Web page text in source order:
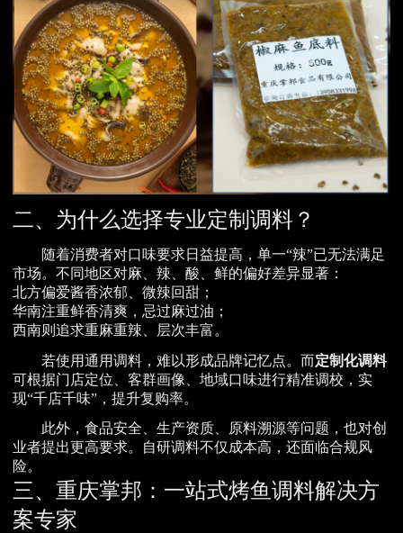
二、为什么选择专业定制调料？
随着消费者对口味要求日益提高，单一“辣”已无法满足
市场。不同地区对麻、辣、酸、鲜的偏好差异显著：
北方偏爱酱香浓郁、微辣回甜；
华南注重鲜香清爽，忌过麻过油；
西南则追求重麻重辣、层次丰富。
若使用通用调料，难以形成品牌记忆点。而定制化调料
可根据门店定位、客群画像、地域口味进行精准调校，实
现“千店千味”，提升复购率。
此外，食品安全、生产资质、原料溯源等问题，也对创
业者提出更高要求。自研调料不仅成本高，还面临合规风
险。
三、重庆掌邦：一站式烤鱼调料解决方
案专家